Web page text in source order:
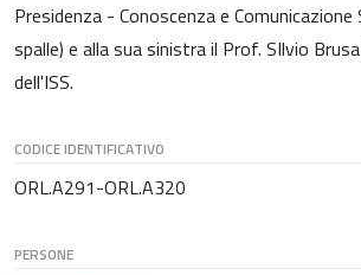
Presidenza - Conoscenza e Comunicazione
spalle) e alla sua sinistra il Prof. SIlvio
dell'ISS.
CODICE IDENTIFICATIVO
ORL.A291-ORL.A320
PERSONE